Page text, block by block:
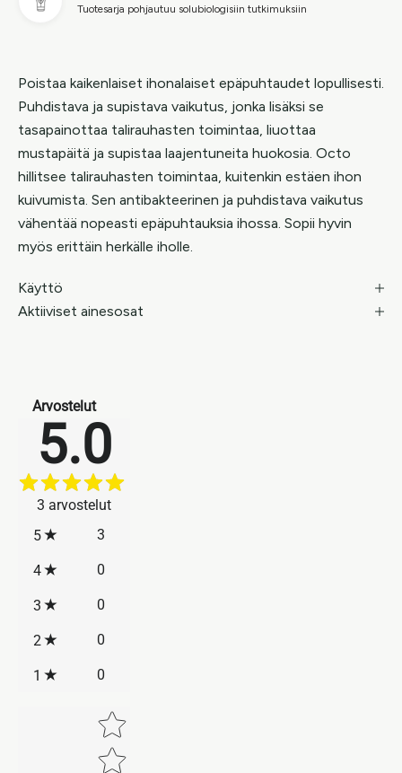
Tuotesarja pohjautuu solubiologisiin tutkimuksiin
Poistaa kaikenlaiset ihonalaiset epäpuhtaudet lopullisesti.
Puhdistava ja supistava vaikutus, jonka lisäksi se
tasapainottaa talirauhasten toimintaa, liuottaa
mustapäitä ja supistaa laajentuneita huokosia. Octo
hillitsee talirauhasten toimintaa, kuitenkin estäen ihon
kuivumista. Sen antibakteerinen ja puhdistava vaikutus
vähentää nopeasti epäpuhtauksia ihossa. Sopii hyvin
myös erittäin herkälle iholle.
Käyttö
Aktiiviset ainesosat
Arvostelut
5.0
3 arvostelut
5
3
4 0
3 0
2 0
1 0
Star rating